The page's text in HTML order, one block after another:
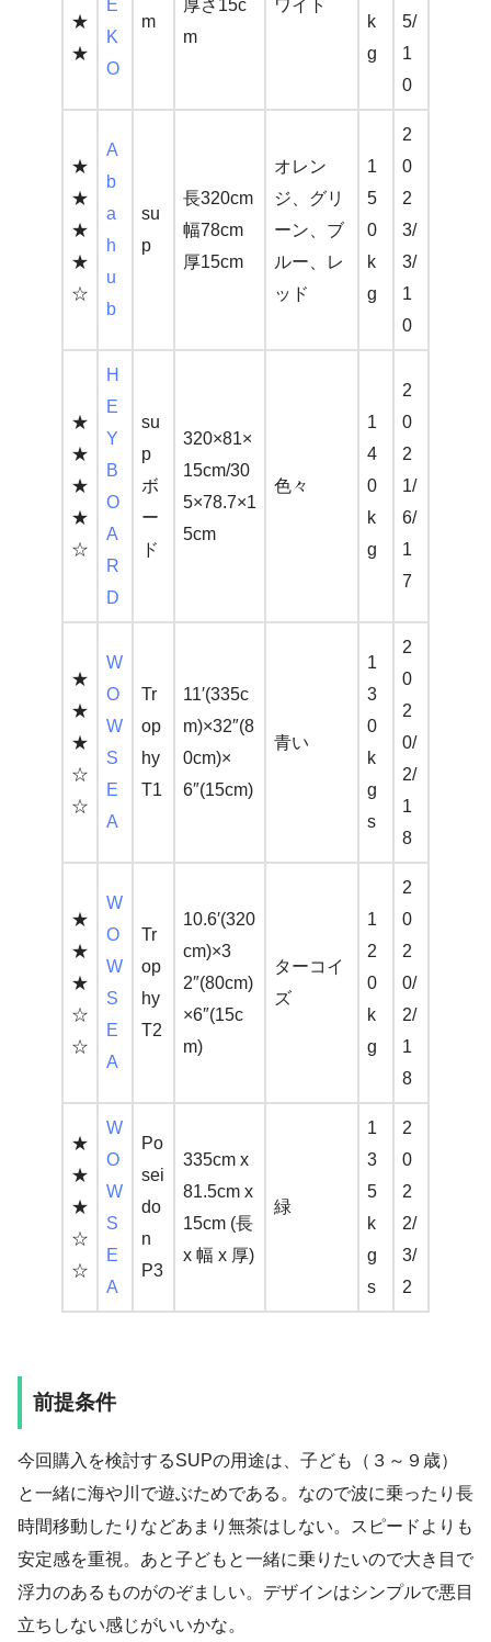
★
★
E
K
O
m
厚さ15c
m
ワイト
k
g
5/
1
0
★
★
★
★
☆
A
b
a
h
u
b
su
p
長320cm
幅78cm
厚15cm
オレン
ジ、グリ
ーン、ブ
ルー、レ
ッド
1
5
0
k
g
2
0
2
3/
3/
1
0
★
★
★
★
☆
H
E
Y
B
O
A
R
D
su
p
ボ
ー
ド
320×81×
15cm/30
5×78.7×1
5cm
色々
1
4
0
k
g
2
0
2
1/
6/
1
7
★
★
★
☆
☆
W
O
W
S
E
A
Tr
op
hy
T1
11′(335c
m)×32″(8
0cm)×
6″(15cm)
青い
1
3
0
k
g
s
2
0
2
0/
2/
1
8
★
★
★
☆
☆
W
O
W
S
E
A
Tr
op
hy
T2
10.6′(320
cm)×3
2″(80cm)
×6″(15c
m)
ターコイ
ズ
1
2
0
k
g
2
0
2
0/
2/
1
8
★
★
★
☆
☆
W
O
W
S
E
A
Po
sei
do
n
P3
335cm x
81.5cm x
15cm (長
x 幅 x 厚)
緑
1
3
5
k
g
s
2
0
2
2/
3/
2
前提条件
今回購入を検討するSUPの用途は、子ども（３～９歳）
と一緒に海や川で遊ぶためである。なので波に乗ったり長
時間移動したりなどあまり無茶はしない。スピードよりも
安定感を重視。あと子どもと一緒に乗りたいので大き目で
浮力のあるものがのぞましい。デザインはシンプルで悪目
立ちしない感じがいいかな。